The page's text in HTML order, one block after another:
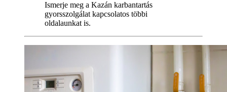
Ismerje meg a Kazán karbantartás
gyorsszolgálat kapcsolatos többi
oldalaunkat is.